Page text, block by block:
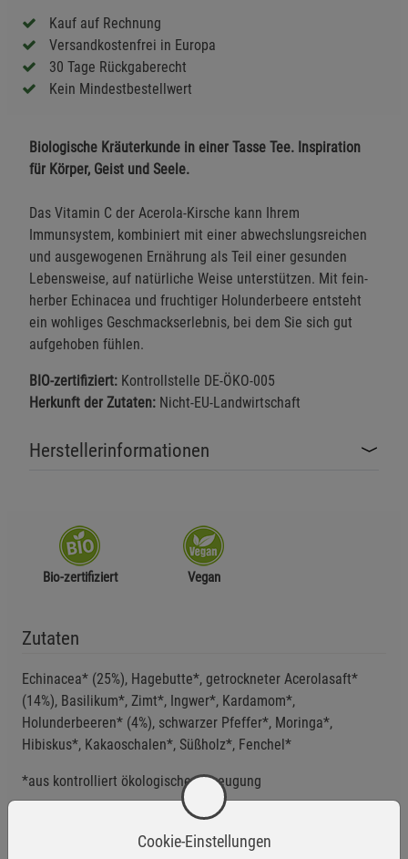
Kauf auf Rechnung
Versandkostenfrei in Europa
30 Tage Rückgaberecht
Kein Mindestbestellwert
Biologische Kräuterkunde in einer Tasse Tee. Inspiration
für Körper, Geist und Seele.
Das Vitamin C der Acerola-Kirsche kann Ihrem
Immunsystem, kombiniert mit einer abwechslungsreichen
und ausgewogenen Ernährung als Teil einer gesunden
Lebensweise, auf natürliche Weise unterstützen. Mit fein-
herber Echinacea und fruchtiger Holunderbeere entsteht
ein wohliges Geschmackserlebnis, bei dem Sie sich gut
aufgehoben fühlen.
BIO-zertifiziert: Kontrollstelle DE-ÖKO-005
Herkunft der Zutaten: Nicht-EU-Landwirtschaft
Herstellerinformationen
Bio-zertifiziert Vegan
Zutaten
Echinacea* (25%), Hagebutte*, getrockneter Acerolasaft*
(14%), Basilikum*, Zimt*, Ingwer*, Kardamom*,
Holunderbeeren* (4%), schwarzer Pfeffer*, Moringa*,
Hibiskus*, Kakaoschalen*, Süßholz*, Fenchel*
*aus kontrolliert ökologischer Erzeugung
Cookie-Einstellungen